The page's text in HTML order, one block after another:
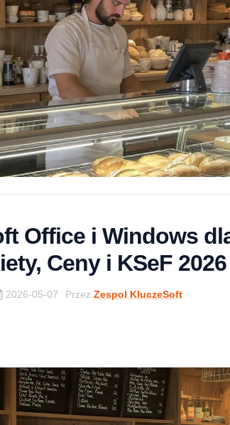
Office i Windows
Ceny i KSeF 2026
2026-05-07 Przez Zespol KluczeSoft